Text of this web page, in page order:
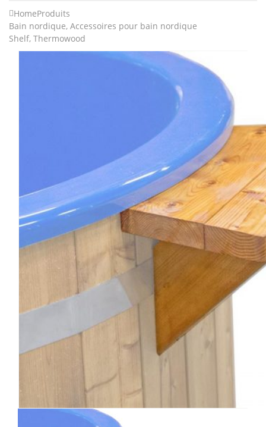
HomeProduits
Bain nordique, Accessoires pour bain nordique
Shelf, Thermowood